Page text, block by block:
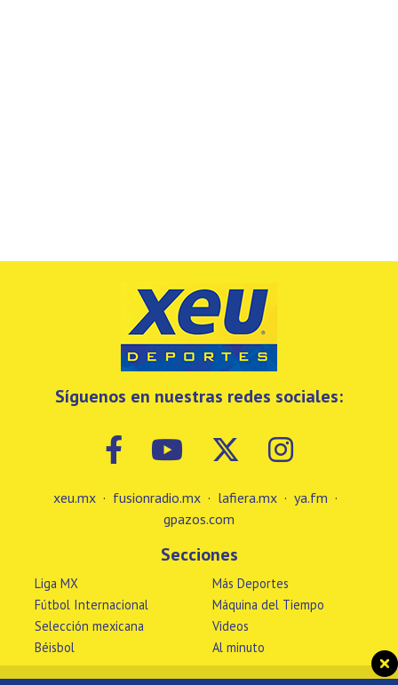
Síguenos en nuestras redes sociales:
xeu.mx · fusionradio.mx · lafiera.mx · ya.fm ·
gpazos.com
Secciones
Liga MX
Fútbol Internacional
Selección mexicana
Béisbol
Más Deportes
Máquina del Tiempo
Videos
Al minuto